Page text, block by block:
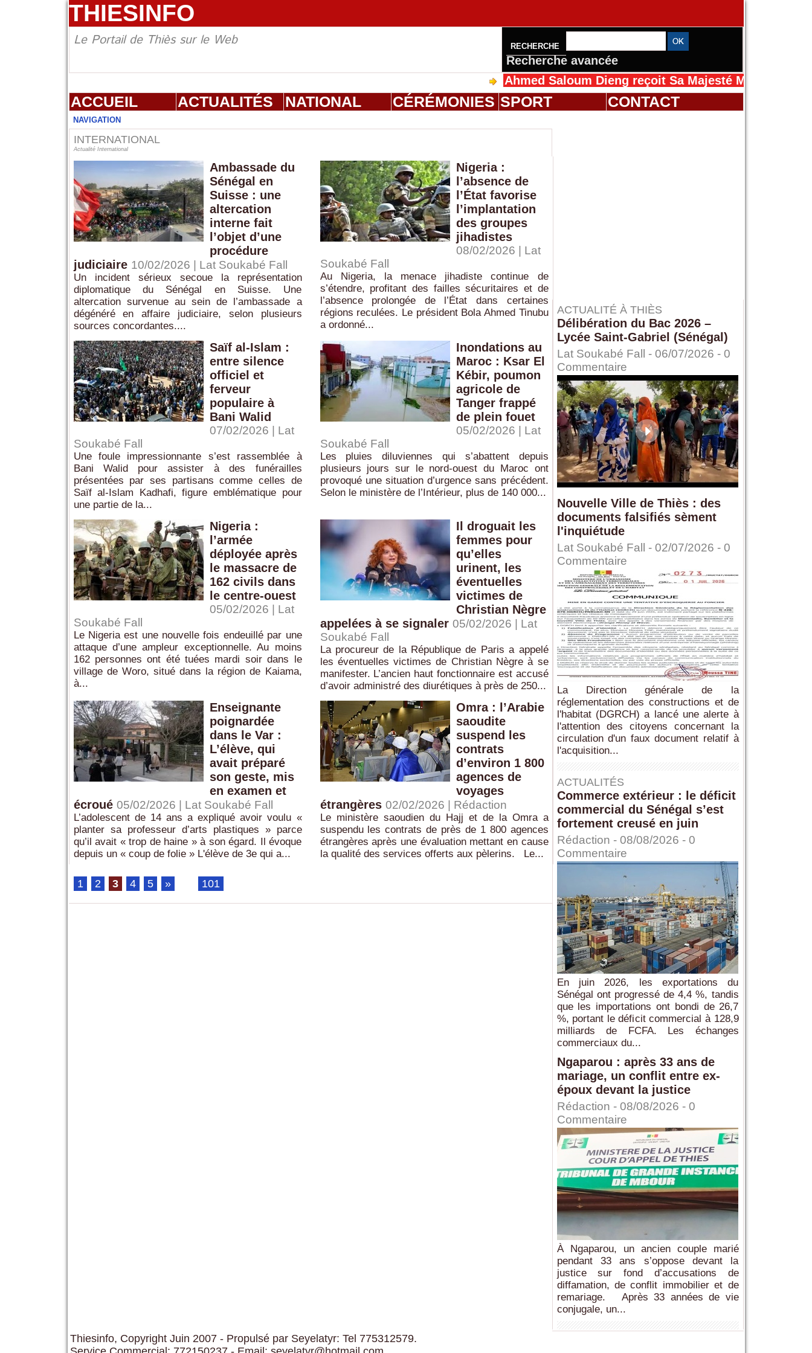
THIESINFO
Le Portail de Thiès sur le Web RECHERCHE
Recherche avancée
Ahmed Saloum Dieng reçoit Sa Majesté Mansah Cissé au
ACCUEIL ACTUALITÉS NATIONAL CÉRÉMONIES SPORT CONTACT
NAVIGATION
INTERNATIONAL
Actualité International
Ambassade du
Sénégal en
Suisse : une
altercation
interne fait
l’objet d’une
procédure
judiciaire 10/02/2026 | Lat Soukabé Fall
Un incident sérieux secoue la représentation
diplomatique du Sénégal en Suisse. Une
altercation survenue au sein de l’ambassade a
dégénéré en affaire judiciaire, selon plusieurs
sources concordantes....
Nigeria :
l’absence de
l’État favorise
l’implantation
des groupes
jihadistes
08/02/2026 | Lat
Soukabé Fall
Au Nigeria, la menace jihadiste continue de
s’étendre, profitant des failles sécuritaires et de
l’absence prolongée de l’État dans certaines
régions reculées. Le président Bola Ahmed Tinubu
a ordonné...
Saïf al-Islam :
entre silence
officiel et
ferveur
populaire à
Bani Walid
07/02/2026 | Lat
Soukabé Fall
Une foule impressionnante s’est rassemblée à
Bani Walid pour assister à des funérailles
présentées par ses partisans comme celles de
Saïf al-Islam Kadhafi, figure emblématique pour
une partie de la...
Inondations au
Maroc : Ksar El
Kébir, poumon
agricole de
Tanger frappé
de plein fouet
05/02/2026 | Lat
Soukabé Fall
Les pluies diluviennes qui s’abattent depuis
plusieurs jours sur le nord-ouest du Maroc ont
provoqué une situation d’urgence sans précédent.
Selon le ministère de l’Intérieur, plus de 140 000...
Nigeria :
l’armée
déployée après
le massacre de
162 civils dans
le centre-ouest
05/02/2026 | Lat
Soukabé Fall
Le Nigeria est une nouvelle fois endeuillé par une
attaque d’une ampleur exceptionnelle. Au moins
162 personnes ont été tuées mardi soir dans le
village de Woro, situé dans la région de Kaiama,
à...
Il droguait les
femmes pour
qu’elles
urinent, les
éventuelles
victimes de
Christian Nègre
appelées à se signaler 05/02/2026 | Lat
Soukabé Fall
La procureur de la République de Paris a appelé
les éventuelles victimes de Christian Nègre à se
manifester. L’ancien haut fonctionnaire est accusé
d’avoir administré des diurétiques à près de 250...
Enseignante
poignardée
dans le Var :
L’élève, qui
avait préparé
son geste, mis
en examen et
écroué 05/02/2026 | Lat Soukabé Fall
L’adolescent de 14 ans a expliqué avoir voulu «
planter sa professeur d’arts plastiques » parce
qu’il avait « trop de haine » à son égard. Il évoque
depuis un « coup de folie » L'élève de 3e qui a...
Omra : l’Arabie
saoudite
suspend les
contrats
d’environ 1 800
agences de
voyages
étrangères 02/02/2026 | Rédaction
Le ministère saoudien du Hajj et de la Omra a
suspendu les contrats de près de 1 800 agences
étrangères après une évaluation mettant en cause
la qualité des services offerts aux pèlerins. Le...
1 2 3 4 5 » 101
ACTUALITÉ À THIÈS
Délibération du Bac 2026 –
Lycée Saint-Gabriel (Sénégal)
Lat Soukabé Fall - 06/07/2026 - 0
Commentaire
Nouvelle Ville de Thiès : des
documents falsifiés sèment
l'inquiétude
Lat Soukabé Fall - 02/07/2026 - 0
Commentaire
La Direction générale de la
réglementation des constructions et de
l'habitat (DGRCH) a lancé une alerte à
l'attention des citoyens concernant la
circulation d'un faux document relatif à
l'acquisition...
ACTUALITÉS
Commerce extérieur : le déficit
commercial du Sénégal s’est
fortement creusé en juin
Rédaction - 08/08/2026 - 0
Commentaire
En juin 2026, les exportations du
Sénégal ont progressé de 4,4 %, tandis
que les importations ont bondi de 26,7
%, portant le déficit commercial à 128,9
milliards de FCFA. Les échanges
commerciaux du...
Ngaparou : après 33 ans de
mariage, un conflit entre ex-
époux devant la justice
Rédaction - 08/08/2026 - 0
Commentaire
À Ngaparou, un ancien couple marié
pendant 33 ans s’oppose devant la
justice sur fond d’accusations de
diffamation, de conflit immobilier et de
remariage. Après 33 années de vie
conjugale, un...
Thiesinfo, Copyright Juin 2007 - Propulsé par Seyelatyr: Tel 775312579.